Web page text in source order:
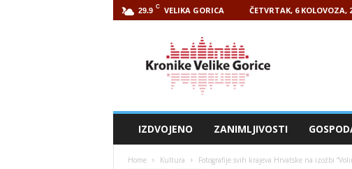
29.9 C VELIKA GORICA ČETVRTAK, 6 KOLOVOZA,
IZDVOJENO ZANIMLJIVOSTI
Home Kultura Fotografije svih krajeva Hrvatske na izožbi